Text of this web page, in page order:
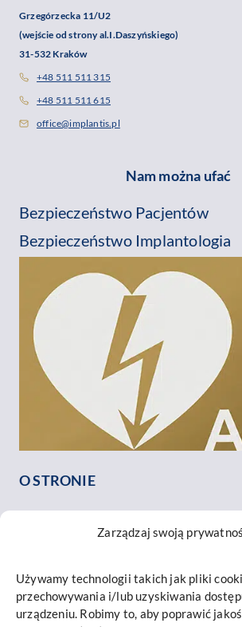
Zarządzaj swoją
Używamy technologii takich jak pliki
przechowywania i/lub uzyskiwania
urządzeniu. Robimy to, aby poprawić
Grzegórzecka 11/U2
(wejście od strony al.I.Daszyńskiego)
31-532 Kraków
+48 511 511 315
+48 511 511 615
office@implantis.pl
Nam można ufać
Bezpieczeństwo Pacjentów
Bezpieczeństwo Implantologia
O STRONIE
Kontakt
INFORMACJE